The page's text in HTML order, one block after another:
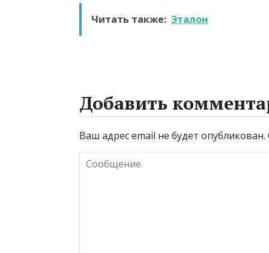
Читать также: Эталон
Добавить
Ваш адрес email не будет опубликован.